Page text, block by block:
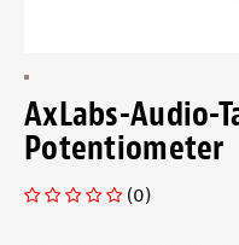
AxLabs-Audio-
Potentiometer
(0)